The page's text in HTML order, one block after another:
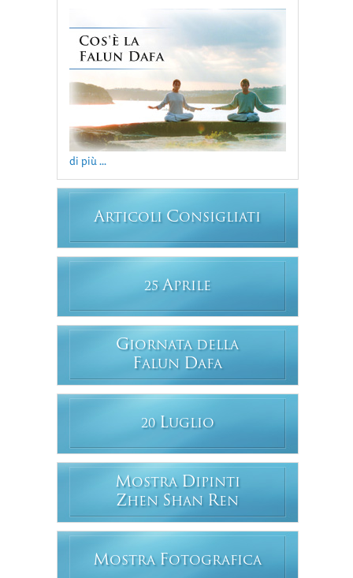
di più ...
ARTICOLI CONSIGLIATI
25 APRILE
GIORNATA DELLA
FALUN DAFA
20 LUGLIO
MOSTRA DIPINTI
ZHEN SHAN REN
MOSTRA FOTOGRAFICA